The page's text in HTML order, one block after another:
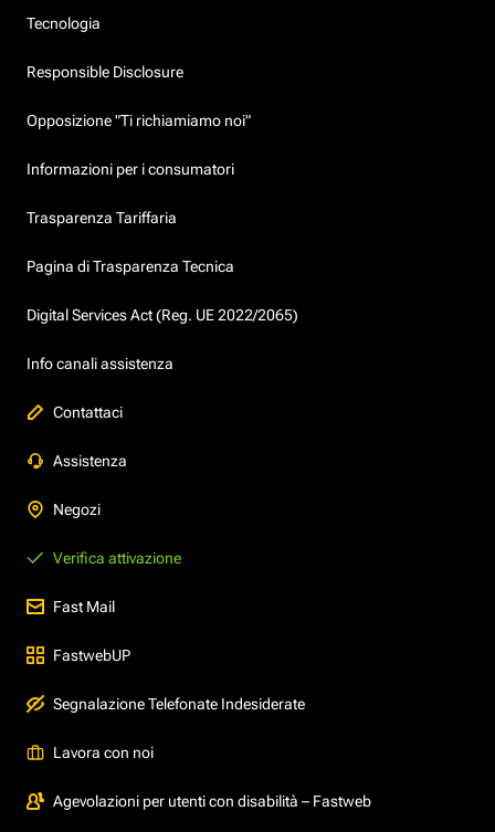
Tecnologia
Responsible Disclosure
Opposizione "Ti richiamiamo noi"
Informazioni per i consumatori
Trasparenza Tariffaria
Pagina di Trasparenza Tecnica
Digital Services Act (Reg. UE 2022/2065)
Info canali assistenza
Contattaci
Assistenza
Negozi
Verifica attivazione
Fast Mail
FastwebUP
Segnalazione Telefonate Indesiderate
Lavora con noi
Agevolazioni per utenti con disabilità – Fastweb